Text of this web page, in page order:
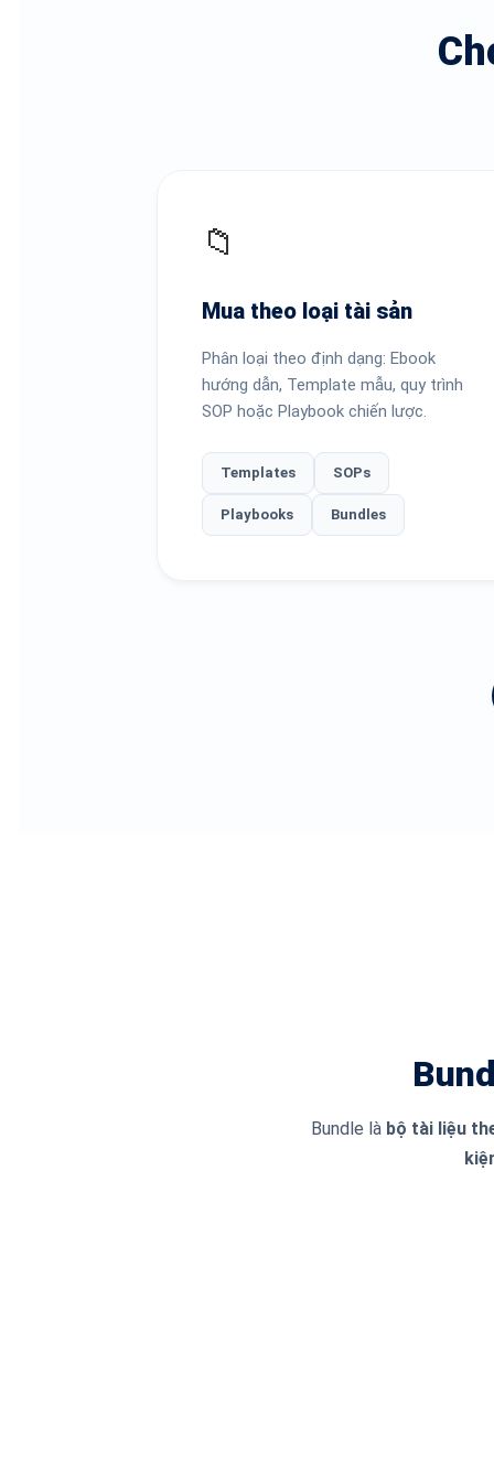
📁
Mua theo loại tài sản
Phân loại theo định dạng: Ebook
hướng dẫn, Template mẫu, quy trình
SOP hoặc Playbook chiến lược.
Templates SOPs
Playbooks Bundles
Bundle là bộ tài liệu